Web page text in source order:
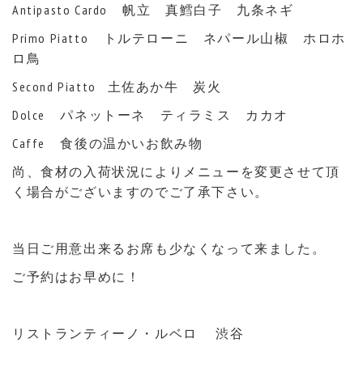
Antipasto Cardo 帆立 真鱈白子 九条ネギ
Primo Piatto トルテローニ ネパール山椒 ホロホ
ロ鳥
Second Piatto 土佐あか牛 炭火
Dolce パネットーネ ティラミス カカオ
Caffe 食後の温かいお飲み物
尚、食材の入荷状況によりメニューを変更させて頂
く場合がございますのでご了承下さい。
当日ご用意出来るお席も少なくなって来ました。
ご予約はお早めに！
リストランティーノ・ルベロ 渋谷